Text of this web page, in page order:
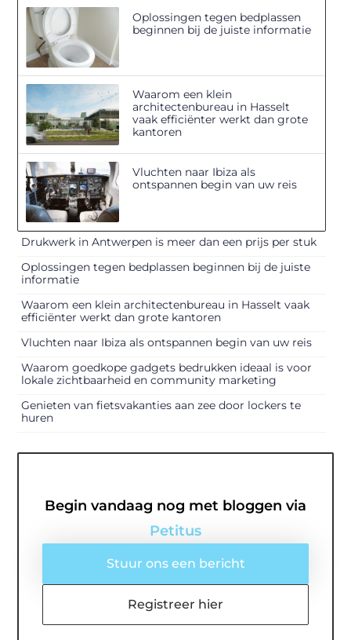
Oplossingen tegen bedplassen
beginnen bij de juiste informatie
Waarom een klein
architectenbureau in Hasselt
vaak efficiënter werkt dan grote
kantoren
Vluchten naar Ibiza als
ontspannen begin van uw reis
Drukwerk in Antwerpen is meer dan een prijs per stuk
Oplossingen tegen bedplassen beginnen bij de juiste
informatie
Waarom een klein architectenbureau in Hasselt vaak
efficiënter werkt dan grote kantoren
Vluchten naar Ibiza als ontspannen begin van uw reis
Waarom goedkope gadgets bedrukken ideaal is voor
lokale zichtbaarheid en community marketing
Genieten van fietsvakanties aan zee door lockers te
huren
Begin vandaag nog met bloggen via
Petitus
Stuur ons een bericht
Registreer hier